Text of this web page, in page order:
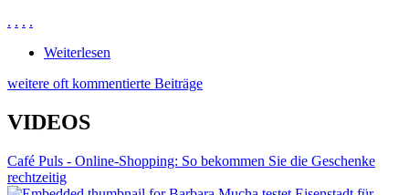
. . . .
Weiterlesen
weitere oft kommentierte Beiträge
VIDEOS
Café Puls - Online-Shopping: So bekommen Sie die Geschenke
rechtzeitig